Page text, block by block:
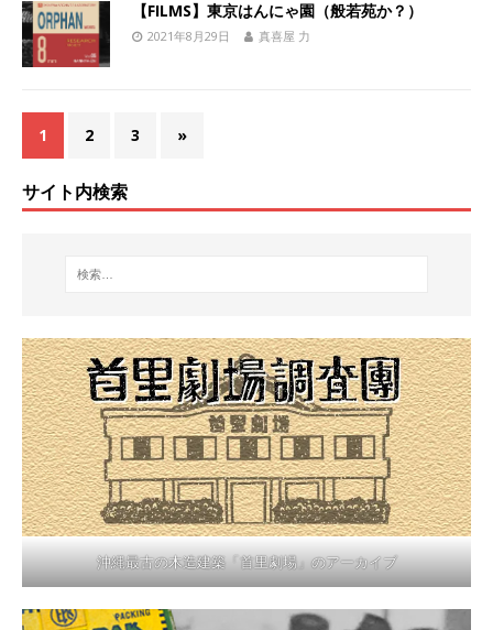
【FILMS】東京はんにゃ園（般若苑か？）
2021年8月29日 真喜屋 力
1 2 3 »
サイト内検索
沖縄最古の木造建築「首里劇場」のアーカイブ